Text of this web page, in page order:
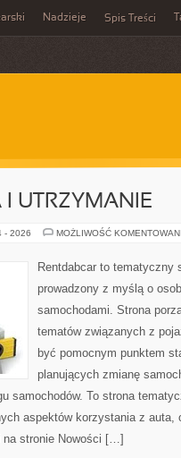
Nadzieje Spis Treści
I UTRZYMANIE
- 2026 MOŻLIWOŚĆ
Rentdabcar to tematyczny
prowadzony z myślą o
samochodami. Strona
tematów związanych z
być pomocnym punktem
planujących zmianę
samochodów. To strona
aspektów korzystania z auta,
na stronie Nowości […]